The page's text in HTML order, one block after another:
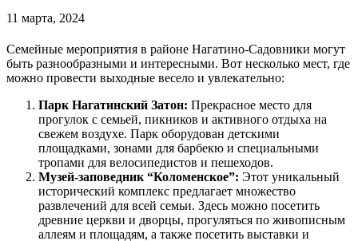
11 марта, 2024
Семейные мероприятия в районе Нагатино-Садовники могут
быть разнообразными и интересными. Вот несколько мест, где
можно провести выходные весело и увлекательно:
Парк Нагатинский Затон: Прекрасное место для
прогулок с семьей, пикников и активного отдыха на
свежем воздухе. Парк оборудован детскими
площадками, зонами для барбекю и специальными
тропами для велосипедистов и пешеходов.
Музей-заповедник “Коломенское”: Этот уникальный
исторический комплекс предлагает множество
развлечений для всей семьи. Здесь можно посетить
древние церкви и дворцы, прогуляться по живописным
аллеям и площадям, а также посетить выставки и